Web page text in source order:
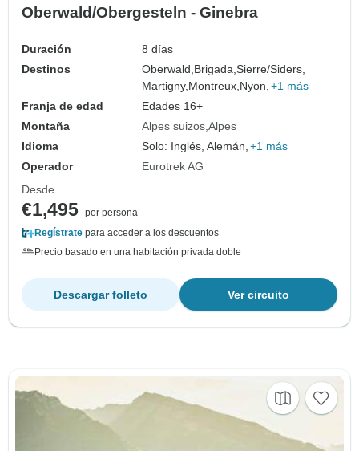
Oberwald/Obergesteln - Ginebra
Duración
8 días
Destinos
Oberwald, Brigada,Sierre/Siders,
Martigny, Montreux, Nyon, +1 más
Franja de edad
Edades 16+
Montaña
Alpes suizos Alpes
Idioma
Solo: Inglés, Alemán, +1 más
Operador
Eurotrek AG
Desde
€1,495 por persona
Regístrate para acceder a los descuentos
Precio basado en una habitación privada doble
Ver circuito
Descargar folleto